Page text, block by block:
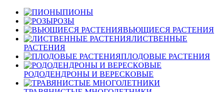
ПИОНЫ
РОЗЫ
ВЬЮЩИЕСЯ РАСТЕНИЯ
ЛИСТВЕННЫЕ
РАСТЕНИЯ
ПЛОДОВЫЕ РАСТЕНИЯ
РОДОДЕНДРОНЫ И ВЕРЕСКОВЫЕ